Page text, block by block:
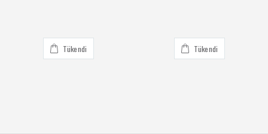
Tükendi Tükendi